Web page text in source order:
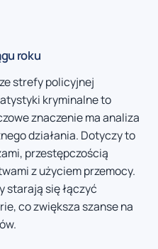
roku
strefy policyjnej
kryminalne to
znaczenie ma analiza
działania. Dotyczy to
przestępczością
z użyciem przemocy.
starają się łączyć
co zwiększa szanse na